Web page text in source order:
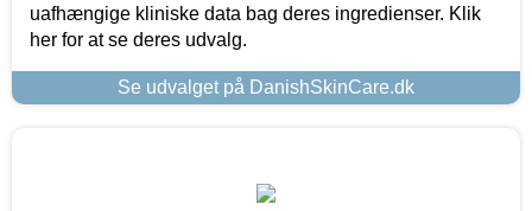
uafhængige kliniske data bag deres ingredienser. Klik
her for at se deres udvalg.
Se udvalget på DanishSkinCare.dk